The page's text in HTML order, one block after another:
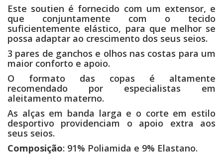
Este soutien é fornecido com um extensor, e
que conjuntamente com o tecido
suficientemente elástico, para que melhor se
possa adaptar ao crescimento dos seus seios.
3 pares de ganchos e olhos nas costas para um
maior conforto e apoio.
O formato das copas é altamente
recomendado por especialistas em
aleitamento materno.
As alças em banda larga e o corte em estilo
desportivo providenciam o apoio extra aos
seus seios.
Composição: 91% Poliamida e 9% Elastano.